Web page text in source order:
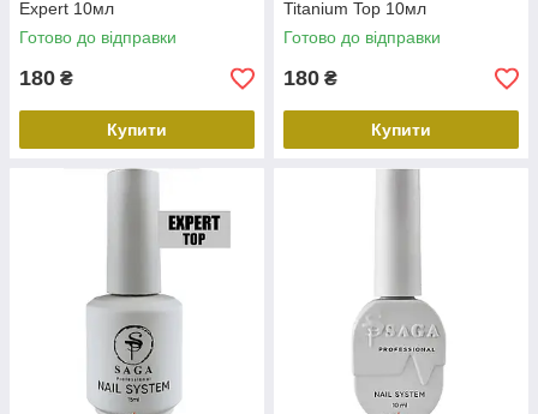
Expert 10мл
Готово до відправки
180 ₴
Купити
Titanium Top 10мл
Готово до відправки
180 ₴
Купити